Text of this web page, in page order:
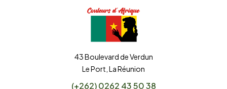
43 Boulevard de Verdun
Le Port, La Réunion
(+262) 0262 43 50 38